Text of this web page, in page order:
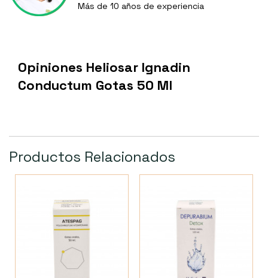
Más de 10 años de experiencia
Opiniones Heliosar Ignadin
Conductum Gotas 50 Ml
Productos Relacionados